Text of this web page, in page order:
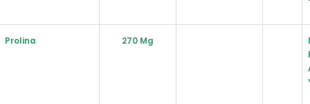
Prolina 270 Mg